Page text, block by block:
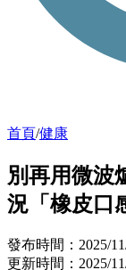
首頁/健康
別再用微波
況「橡皮口
發布時間：2025/
更新時間：2025/